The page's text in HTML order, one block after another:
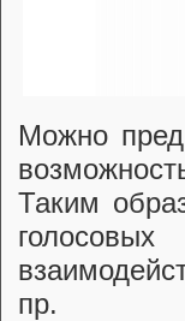
Можно
Таким
пр.